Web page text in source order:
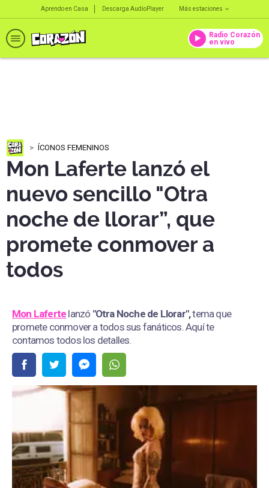
Aprendo en Casa Descarga AudioPlayer Más estaciones
Radio Corazón
en vivo
ÍCONOS FEMENINOS
Mon Laferte lanzó el
nuevo sencillo "Otra
noche de llorar”, que
promete conmover a
todos
Mon Laferte lanzó "Otra Noche de Llorar",tema que
promete conmover a todos sus fanáticos. Aquí te
contamos todos los detalles.